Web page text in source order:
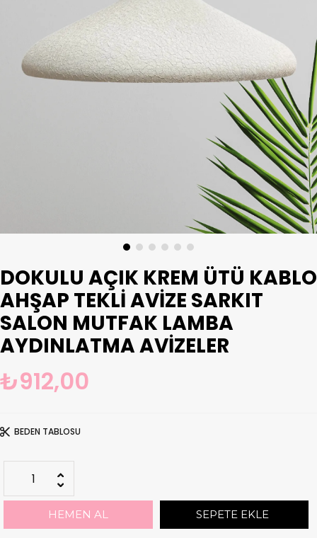
DOKULU AÇIK KREM ÜTÜ KABLO
AHŞAP TEKLI AVIZE SARKIT
SALON MUTFAK LAMBA
AYDINLATMA AVIZELER
₺912,00
BEDEN TABLOSU